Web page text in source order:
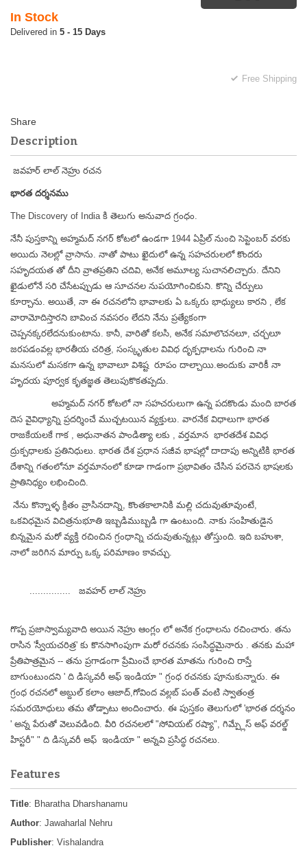
In Stock
5 - 15 Days
Free Shipping
Description
జవహర్ లాల్ నెహ్రు రచన
భారత దర్శనము
The Discovery of India కి తెలుగు అనువాద గ్రంధం.
నేనీ పుస్తకాన్ని అహ్మమద్ నగర్ కోటలో ఉండగా 1944 ఏప్రిల్ నుంచి సెప్టెంబర్ వరకు
అయిదు నెలల్లో వ్రాసాను. నాతో పాటు ఖైదులో ఉన్న సహచరులలో కొందరు
సహృదయత తో దీని వ్రాతప్రతిని చదివి, అనేక అమూల్య సుచానలిచ్చారు. దేనిని
ఖైడులోనే సరి చేసేటప్పుడు ఆ సూచనల నుపయోగించికుని. కొన్ని చేర్పులు
కూర్చాను. అయితే, నా ఈ రచనలోని భావాలకు ఏ ఒక్కరు భాధ్యులు కారని , లేక
వారామోదిస్తారని బావించ నవసరం లేదని నేను ప్రత్యేకంగా
చెప్పనక్కరలేదనుకుంటాను. కానీ, వారితో కలసి, అనేక సమాలొచనలూ, చర్చలూ
జరపడంవల్ల భారతీయ చరిత్ర, సంస్కృతుల వివిధ దృక్పధాలను గురించి నా
మనసులో మసకగా ఉన్న భావాలూ విశిష్ట రూపం దాల్చాయి.అందుకు వారికీ నా
హృదయ పూర్వక కృతజ్ఞత తెలుపుకొకతప్పదు.
అహ్మమద్ నగర్ కోటలో నా సహచరులుగా ఉన్న పదకొండు మంది బారత
దెస వైవిధ్యాన్ని ప్రదర్శించే ముచ్చటయిన వ్యక్తులు. వారనేక విధాలుగా భారత
రాజకేయలకే గాక , అధునాతన పాండిత్యా లకు , వర్తమాన భారతదేశ వివిధ
ద్రుక్పధాలకు ప్రతినిధులు. భారత దేశ ప్రధాన సజీవ భాషల్లో దాదాపు అన్నిటికి భారత
దేశాన్ని గతంలోనూ వర్తమానంలో కూడా గాడంగా ప్రభావితం చేసిన పరచెన భాషలకు
ప్రాతినిధ్యం లభించింది.
నేను కొన్నాళ్ళ క్రితం వ్రాసినదాన్ని, కొంతకాలానికి మల్లి చదువుతూవుంటే,
ఒకవిధమైన విచిత్రనుభూతి ఇబ్బడిముబ్బడి గా ఉంటుంది. నాకు సంహితుడైన
బిన్నమైన మరో వ్యక్తి రచించిన గ్రంధాన్ని చదువుతున్నట్లు తోస్తుంది. ఇది బహుశా,
నాలో జరిగిన మార్పు ఒక్క పరిమాణం కావచ్చు.
............... జవహర్ లాల్ నెహ్రు
గొప్ప ప్రజాస్వామ్యవాది అయిన నెహ్రు ఆంగ్లం లో అనేక గ్రంధాలను రచించారు. తను
రాసిన 'స్వీయచరిత్ర' కు కొనసాగింపుగా మరో రచనకు సంసిద్ధమైనారు . తనకు మహా
ప్రేతిపాత్రమైన -- తను ప్రగాడంగా ప్రేమించే భారత మాతను గురించి రాస్తే
బాగుంటుందని ' ది డిస్కవరీ అఫ్ ఇండియా " గ్రంధ రచనకు పూనుకున్నారు. ఈ
గ్రంధ రచనలో అబ్దుల్ కలాం ఆజాద్,గోవింద వల్లబ్ పంత్ వంటి స్వాతంత్ర
సమరయోధులు తమ తోడ్పాటు అందించారు. ఈ పుస్తకం తెలుగులో 'భారత దర్శనం
' అన్న పేరుతో వెలువడింది. వీరి రచనలలో "సోవియట్ రష్యా", గిమ్ప్లేస్ అఫ్ వరల్డ్
హిస్టరీ" " ది డిస్కవరీ అఫ్ ఇండియా " అన్నవి ప్రసిద్ధ రచనలు.
Features
Title: Bharatha Dharshanamu
Author: Jawaharlal Nehru
Publisher: Vishalandra